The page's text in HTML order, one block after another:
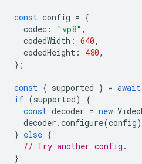
const config = {
codec : "vp8" ,
codedWidth : 640,
codedHeight : 480,
};
const { supported } = await
if (supported)
{
const decoder = new
decoder .configure(config
} else {
// Try another config.
}